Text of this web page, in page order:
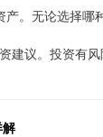
。无论选择哪
议。投资有风